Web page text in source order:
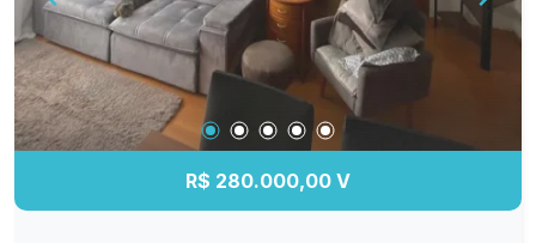
R$ 280.000,00 V